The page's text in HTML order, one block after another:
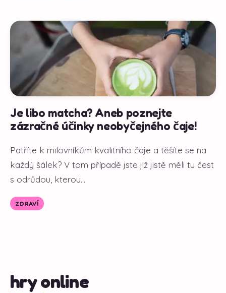
Je libo matcha? Aneb poznejte
zázračné účinky neobyčejného čaje!
Patříte k milovníkům kvalitního čaje a těšíte se na
každý šálek? V tom případě jste již jistě měli tu čest
s odrůdou, kterou...
ZDRAVÍ
hry online